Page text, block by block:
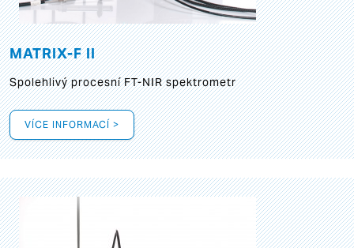
MATRIX-F II
Spolehlivý procesní FT-NIR spektrometr
VÍCE INFORMACÍ >